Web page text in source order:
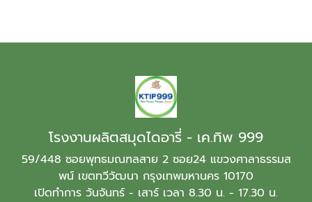
โรงงานผลิตสมุดไดอารี่ - เค.ทิพ 999
59/448 ซอยพุทธมณฑลสาย 2 ซอย24 แขวงศาลาธรรมส
พน์ เขตทวีวัฒนา กรุงเทพมหานคร 10170
เปิดทำการ วันจันทร์ - เสาร์ เวลา 8.30 น. - 17.30 น.